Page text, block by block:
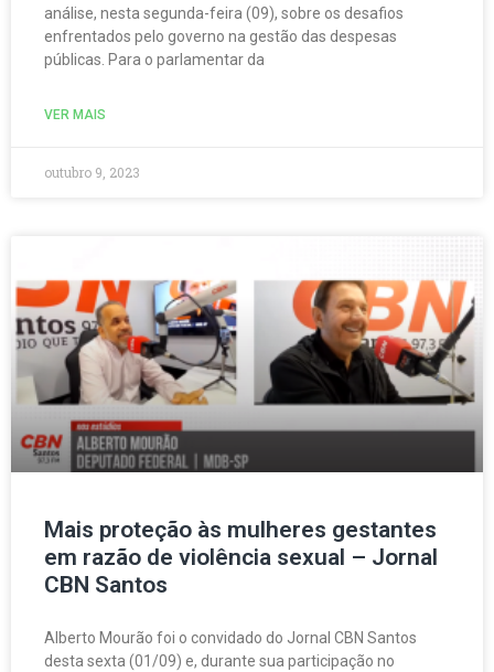
análise, nesta segunda-feira (09), sobre os desafios
enfrentados pelo governo na gestão das despesas
públicas. Para o parlamentar da
VER MAIS
outubro 9, 2023
Mais proteção às mulheres gestantes
em razão de violência sexual – Jornal
CBN Santos
Alberto Mourão foi o convidado do Jornal CBN Santos
desta sexta (01/09) e, durante sua participação no